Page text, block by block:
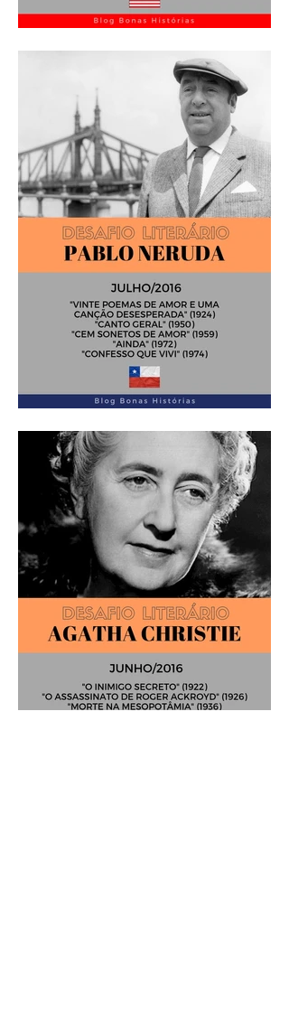
Análise Literária: Sidney
Sheldon
Análise Literária: Pablo
Neruda